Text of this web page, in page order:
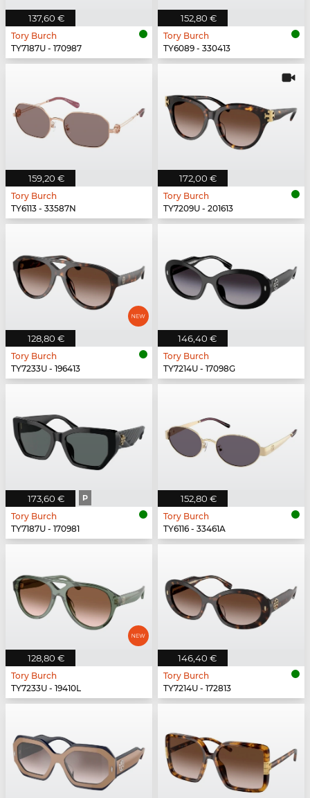
137,60 €
Tory Burch
TY7187U - 170987
152,80 €
Tory Burch
TY6089 - 330413
159,20 €
Tory Burch
TY6113 - 33587N
172,00 €
Tory Burch
TY7209U - 201613
128,80 €
Tory Burch
TY7233U - 196413
146,40 €
Tory Burch
TY7214U - 17098G
173,60 € P
Tory Burch
TY7187U - 170981
152,80 €
Tory Burch
TY6116 - 33461A
128,80 €
Tory Burch
TY7233U - 19410L
146,40 €
Tory Burch
TY7214U - 172813